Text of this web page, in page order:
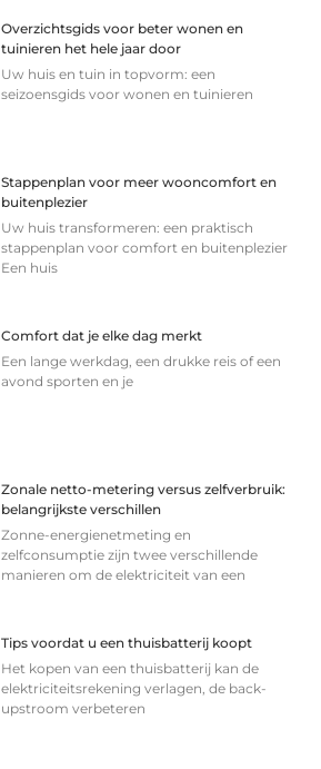
Overzichtsgids voor beter wonen en
tuinieren het hele jaar door
Uw huis en tuin in topvorm: een
seizoensgids voor wonen en tuinieren
Stappenplan voor meer wooncomfort en
buitenplezier
Uw huis transformeren: een praktisch
stappenplan voor comfort en buitenplezier
Een huis
Comfort dat je elke dag merkt
Een lange werkdag, een drukke reis of een
avond sporten en je
Zonale netto-metering versus zelfverbruik:
belangrijkste verschillen
Zonne-energienetmeting en
zelfconsumptie zijn twee verschillende
manieren om de elektriciteit van een
Tips voordat u een thuisbatterij koopt
Het kopen van een thuisbatterij kan de
elektriciteitsrekening verlagen, de back-
upstroom verbeteren